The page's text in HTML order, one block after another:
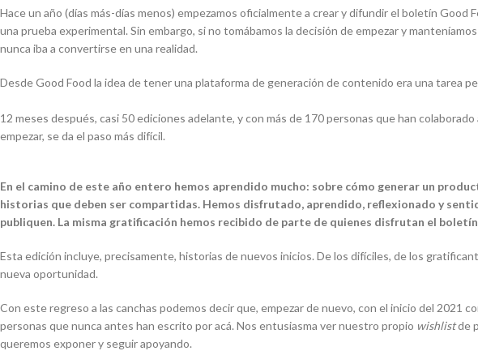
Hace un año (días más-días menos) empezamos oficialmente a crear y difundir el boletín
una prueba experimental. Sin embargo, si no tomábamos la decisión de empezar y
nunca iba a convertirse en una realidad.
Desde Good Food la idea de tener una plataforma de generación de contenido era una tarea
12 meses después, casi 50 ediciones adelante, y con más de 170 personas que han
empezar, se da el paso más difícil.
En el camino de este año entero hemos aprendido mucho: sobre cómo generar un
historias que deben ser compartidas. Hemos disfrutado, aprendido, reflexionado y
publiquen. La misma gratificación hemos recibido de parte de quienes disfrutan el
Esta edición incluye, precisamente, historias de nuevos inicios. De los difíciles, de los
nueva oportunidad.
Con este regreso a las canchas podemos decir que, empezar de nuevo, con el inicio del 2021
personas que nunca antes han escrito por acá. Nos entusiasma ver nuestro propio wishlistde
queremos exponer y seguir apoyando.